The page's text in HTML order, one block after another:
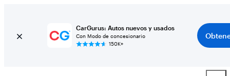
CarGurus: Autos nuevos y usados
Con Modo de concesionario
150K+